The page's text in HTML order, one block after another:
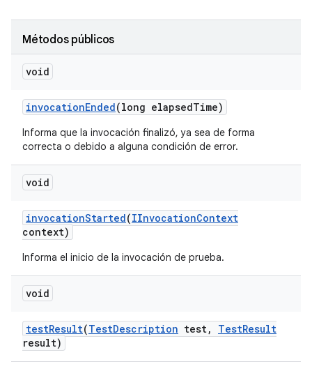
Métodos públicos
void
invocationEnded(long elapsedTime)
Informa que la invocación finalizó, ya sea de forma
correcta o debido a alguna condición de error.
void
invocationStarted(IInvocationContext
context)
Informa el inicio de la invocación de prueba.
void
testResult(TestDescription test, TestResult
result)